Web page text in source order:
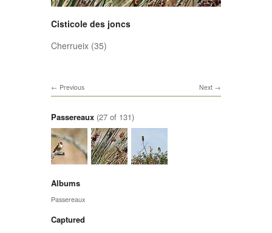
Cisticole des joncs
Cherrueix (35)
Next
Previous
Passereaux (27 of 131)
Albums
Passereaux
Captured